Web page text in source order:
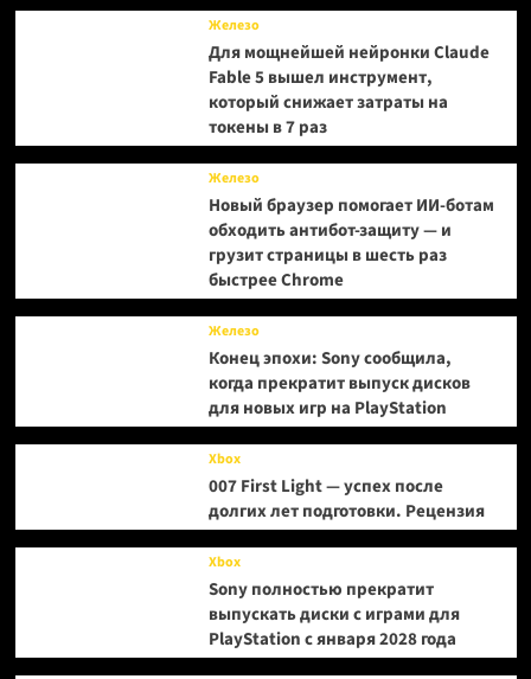
биомом
Железо
Для мощнейшей нейронки Claude
Fable 5 вышел инструмент,
который снижает затраты на
токены в 7 раз
Железо
Новый браузер помогает ИИ-ботам
обходить антибот-защиту — и
грузит страницы в шесть раз
быстрее Chrome
Железо
Конец эпохи: Sony сообщила,
когда прекратит выпуск дисков
для новых игр на PlayStation
Xbox
007 First Light — успех после
долгих лет подготовки. Рецензия
Xbox
Sony полностью прекратит
выпускать диски с играми для
PlayStation с января 2028 года